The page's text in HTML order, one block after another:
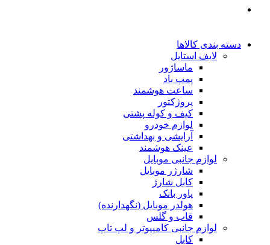
دسته بندی کالاها
لایف استایل
ماساژور
پمپ باد
ساعت هوشمند
پروژکتور
کیف و کوله پشتی
لوازم خودرو
آرایشی و بهداشتی
عینک هوشمند
لوازم جانبی موبایل
شارژر موبایل
کابل شارژ
پاور بانک
هولدر موبایل (نگهدارنده)
قاب و گلس
لوازم جانبی کامپیوتر و لپ تاپ
کابل